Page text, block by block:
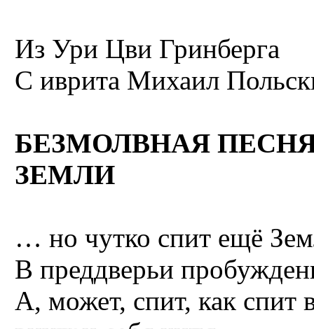
Из Ури Цви Гринберга
С иврита Михаил
БЕЗМОЛВНАЯ
ЗЕМЛИ
… но чутко спит ещё
В преддверьи
А, может, спит, как спит